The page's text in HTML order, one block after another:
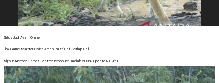
Situs Judi Ayam Online
Link Game Scatter China Aman Pasti Cair Setiap Hari
Sign In Member Games Scatter Terpopuler Hadiah 500% Update RTP Jitu